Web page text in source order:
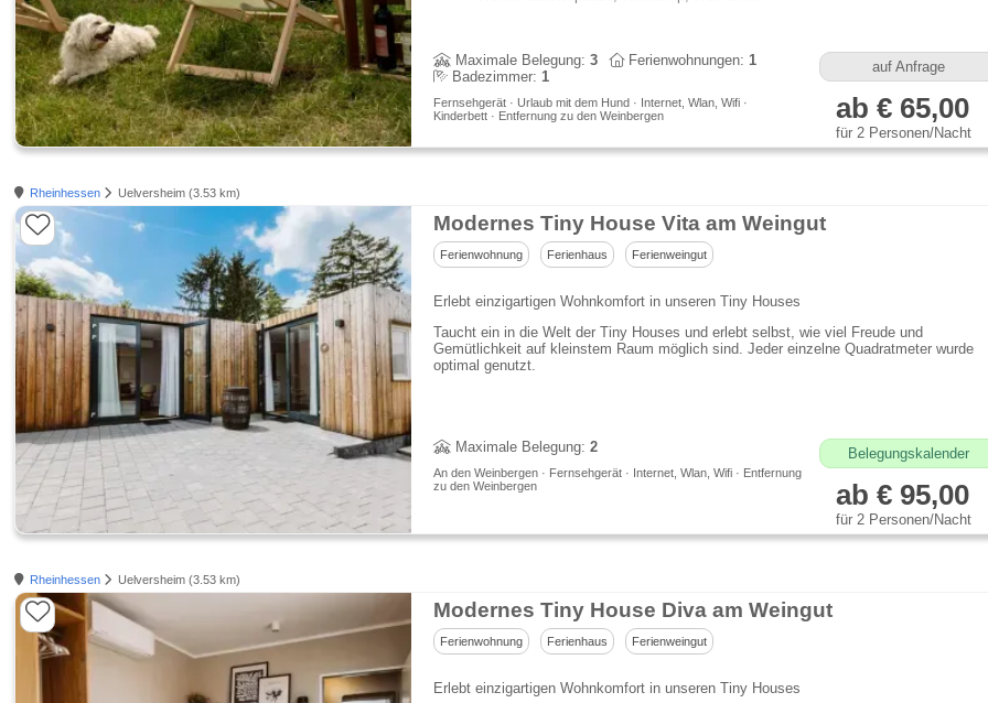
Maximale Belegung: 3 Ferienwohnungen: 1
Badezimmer: 1
Fernsehgerät · Urlaub mit dem Hund · Internet, Wlan, Wifi ·
Kinderbett · Entfernung zu den Weinbergen
auf Anfrage
ab € 65,00
für 2 Personen/Nacht
Rheinhessen Uelversheim (3.53 km)
Modernes Tiny House Vita am Weingut
Ferienwohnung Ferienhaus Ferienweingut
Erlebt einzigartigen Wohnkomfort in unseren Tiny Houses
Taucht ein in die Welt der Tiny Houses und erlebt selbst, wie viel Freude und
Gemütlichkeit auf kleinstem Raum möglich sind. Jeder einzelne Quadratmeter wurde
optimal genutzt.
Maximale Belegung: 2
An den Weinbergen · Fernsehgerät · Internet, Wlan, Wifi · Entfernung
zu den Weinbergen
Belegungskalender
ab € 95,00
für 2 Personen/Nacht
Rheinhessen Uelversheim (3.53 km)
Modernes Tiny House Diva am Weingut
Ferienwohnung Ferienhaus Ferienweingut
Erlebt einzigartigen Wohnkomfort in unseren Tiny Houses